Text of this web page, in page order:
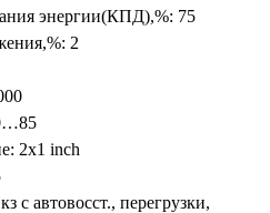
энергии(КПД),%: 75
2
2x1 inch
с автовосст., перегрузки,